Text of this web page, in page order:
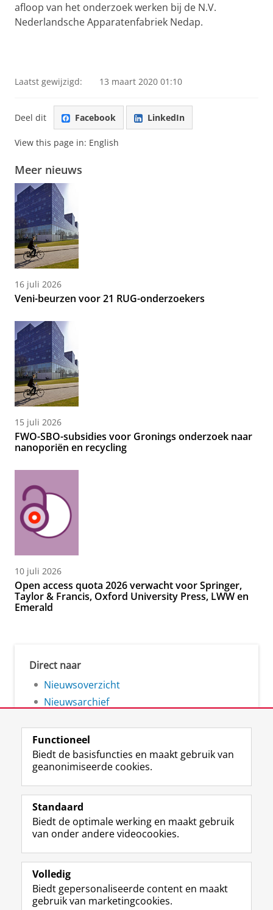
afloop van het onderzoek werken bij de N.V.
Nederlandsche Apparatenfabriek Nedap.
Laatst gewijzigd: 13 maart 2020 01:10
Deel dit Facebook LinkedIn
View this page in: English
Meer nieuws
16 juli 2026
Veni-beurzen voor 21 RUG-onderzoekers
15 juli 2026
FWO-SBO-subsidies voor Gronings onderzoek naar
nanoporiën en recycling
10 juli 2026
Open access quota 2026 verwacht voor Springer,
Taylor & Francis, Oxford University Press, LWW en
Emerald
Direct naar
Nieuwsoverzicht
Nieuwsarchief
Volg de RUG
F
a
e
b
o
p
a
L
i
k
e
I
-
p
R
S
-
f
e
R
I
n
t
r
m
Y
o
T
e
k
Studiekiezers
Alumni
Over ons
Functioneel
Biedt de basisfuncties en maakt gebruik van
geanonimiseerde cookies.
Standaard
Biedt de optimale werking en maakt gebruik
van onder andere videocookies.
Volledig
Biedt gepersonaliseerde content en maakt
gebruik van marketingcookies.